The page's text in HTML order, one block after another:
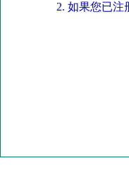
如果您已注